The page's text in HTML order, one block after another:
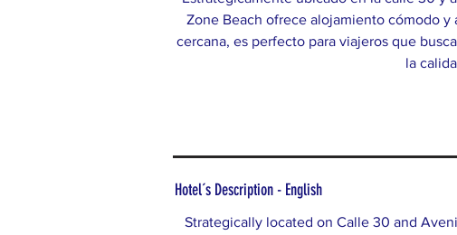
Zone Beach ofrece alojamiento cómodo
cercana, es perfecto para viajeros que
la
Hotel´s Description - English
Strategically located on Calle 30 and